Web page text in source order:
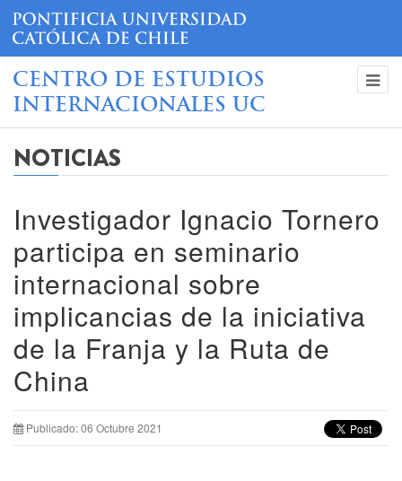
CENTRO DE ESTUDIOS
INTERNACIONALES UC
NOTICIAS
Investigador Ignacio Tornero
participa en seminario
internacional sobre
implicancias de la iniciativa
de la Franja y la Ruta de
China
Publicado: 06 Octubre 2021